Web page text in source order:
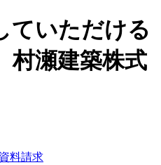
ていただける
村瀬建築株式